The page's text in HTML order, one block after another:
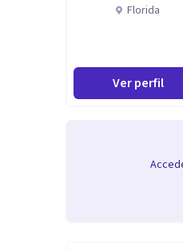
Florida
Ver perfil